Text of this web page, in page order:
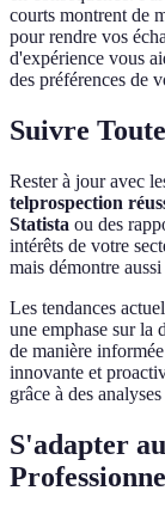
courts montrent de
pour rendre vos
d'expérience vous
des préférences de
Suivre
Rester à jour avec
telprospection
Statista ou des
intérêts de votre
mais démontre
Les tendances
une emphase sur la
de manière
innovante et
grâce à des
S'adapter